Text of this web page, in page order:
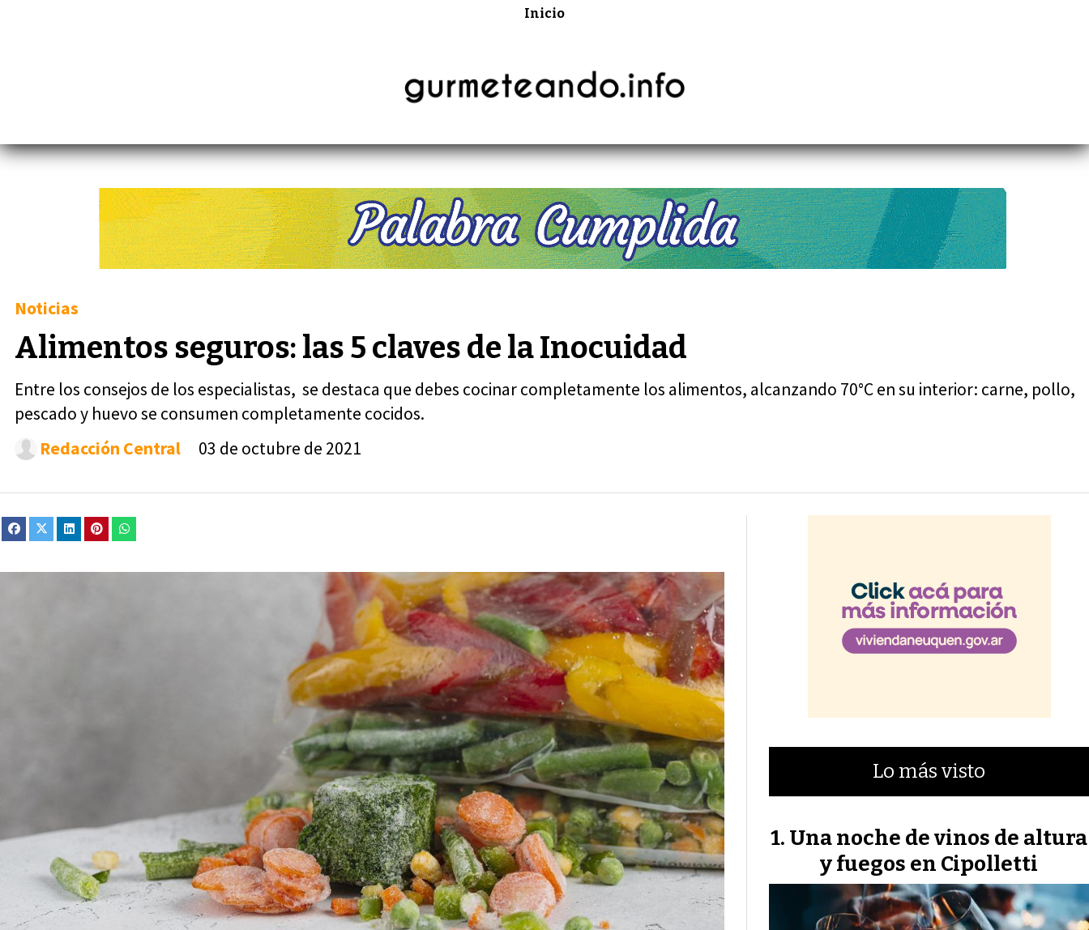
Inicio
Alimentos seguros: las 5 claves de la Inocuidad
Entre los consejos de los especialistas, se destaca que debes cocinar completamente los alimentos, alcanzando 70°C en su interior: carne, pollo,
pescado y huevo se consumen completamente cocidos.
Noticias
03 de octubre de 2021
Redacción Central
Lo más visto
Una noche de vinos de altura
y fuegos en Cipolletti